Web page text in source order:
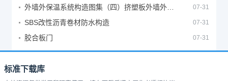
07-31
SBS改性沥青卷材防水构造 07-31
胶合板门 07-31
标准下载库